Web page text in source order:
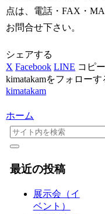
点は、電話・FAX・
お問合せ下さい。
シェアする
X Facebook LINE コピー
kimatakamをフォローす
kimatakam
ホーム
最近の投稿
展示会（イ
ベント）